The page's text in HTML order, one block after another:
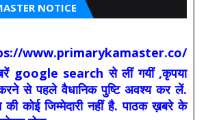
NOTICE
www.primarykamaster.co/
google search से लीं गयीं ,कृपया
से पहले वैधानिक पुष्टि अवश्य कर लें.
की कोई जिम्मेदारी नहीं है. पाठक ख़बरे के